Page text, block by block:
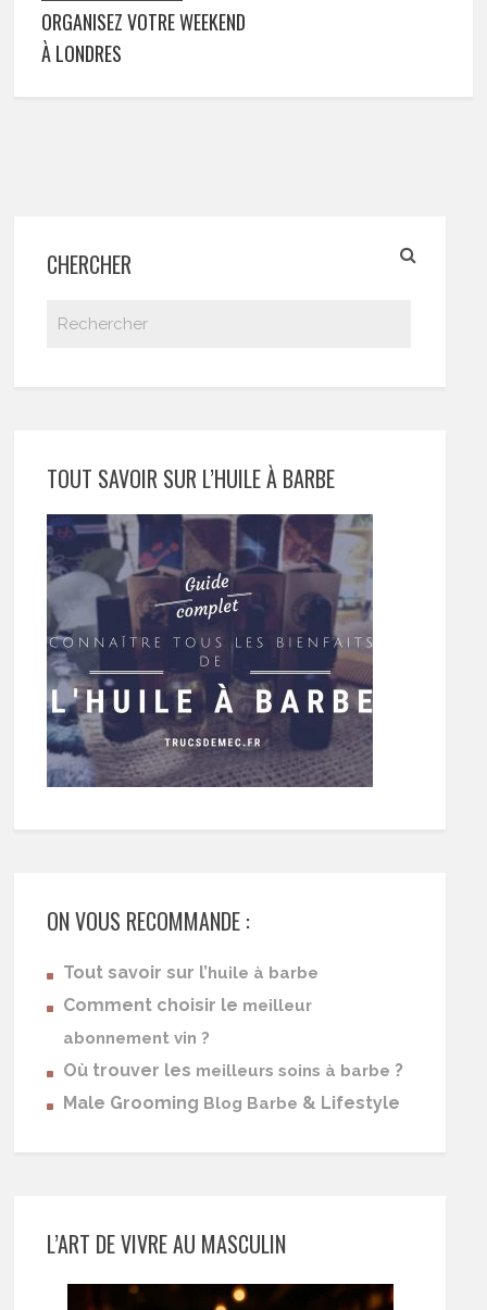
ORGANISEZ VOTRE WEEKEND
À LONDRES
CHERCHER
TOUT SAVOIR SUR L’HUILE À BARBE
ON VOUS RECOMMANDE :
Tout savoir sur l’huile à barbe
Comment choisir le meilleur
abonnement vin ?
Où trouver les meilleurs soins à barbe ?
Male Grooming Blog Barbe & Lifestyle
L’ART DE VIVRE AU MASCULIN